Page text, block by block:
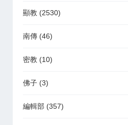
顯教 (2530)
南傳 (46)
密教 (10)
佛子 (3)
編輯部 (357)